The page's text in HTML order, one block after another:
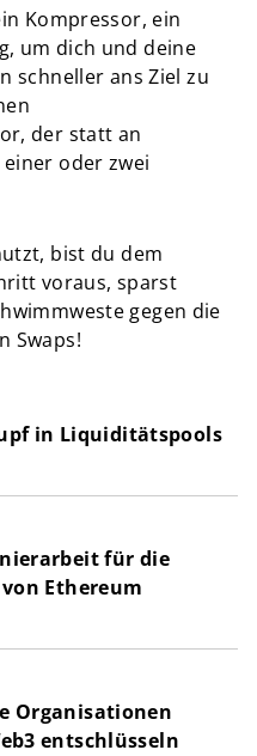
Kompressor, ein
um dich und deine
schneller ans Ziel zu
der statt an
oder zwei
bist du dem
voraus, sparst
gegen die
Swaps!
in Liquiditätspools
für die
Ethereum
Organisationen
entschlüsseln